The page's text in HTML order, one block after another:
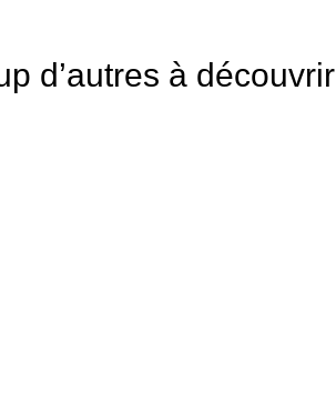
d’autres à découvrir